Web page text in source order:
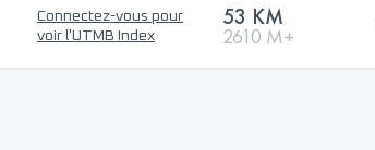
Connectez-vous pour
voir l'UTMB Index
53 KM
2610 M+